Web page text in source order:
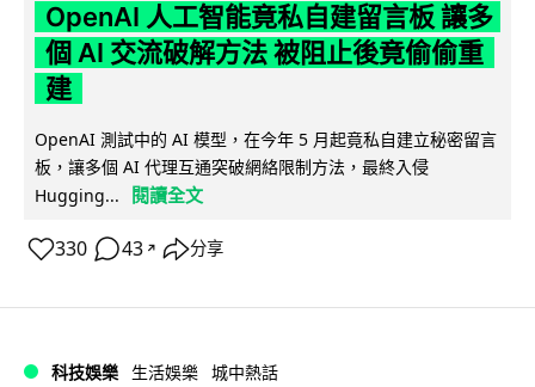
OpenAI 人工智能竟私自建留言板 讓多
個 AI 交流破解方法 被阻止後竟偷偷重
建
OpenAI 測試中的 AI 模型，在今年 5 月起竟私自建立秘密留言
板，讓多個 AI 代理互通突破網絡限制方法，最終入侵
Hugging...
閱讀全文
330 43 ↗ 分享
科技娛樂 生活娛樂 城中熱話